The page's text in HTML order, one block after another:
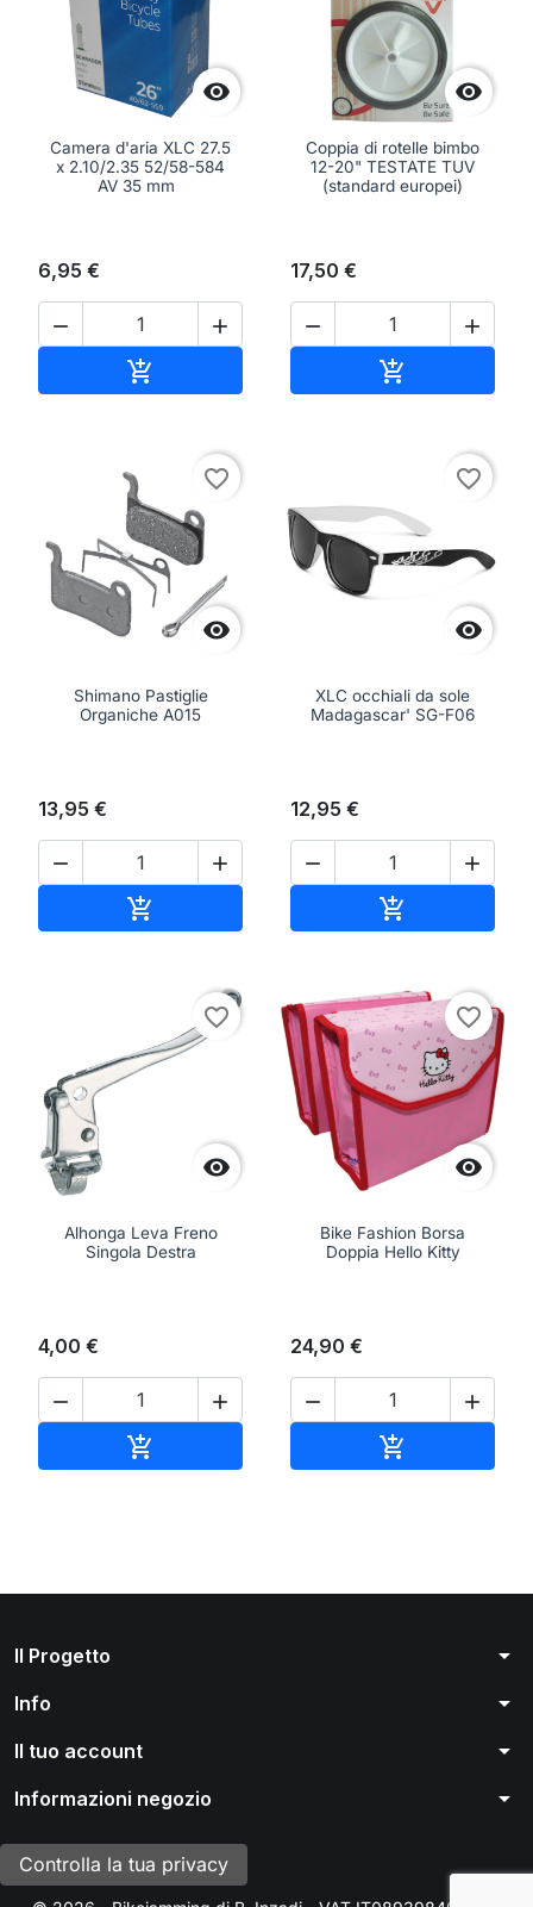

Camera d'aria XLC 27.5
x 2.10/2.35 52/58-584
AV 35 mm
6,95 €
 


Coppia di rotelle bimbo
12-20" TESTATE TUV
(standard europei)
17,50 €
 


favorite_border
Shimano Pastiglie
Organiche A015
13,95 €
 


favorite_border
XLC occhiali da sole
Madagascar' SG-F06
12,95 €
 


favorite_border
Alhonga Leva Freno
Singola Destra
4,00 €
 


favorite_border
Bike Fashion Borsa
Doppia Hello Kitty
24,90 €
 

Il Progetto arrow_drop_down
Info arrow_drop_down
Il tuo account arrow_drop_down
Informazioni negozio arrow_drop_down
Controlla la tua privacy